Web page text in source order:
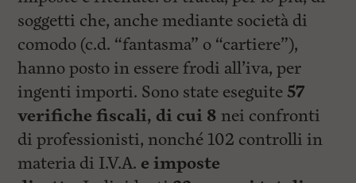
soggetti che, anche mediante società di
comodo (c.d. “fantasma” o “cartiere”),
hanno posto in essere frodi all’iva, per
ingenti importi. Sono state eseguite 57
verifiche fiscali, di cui 8 nei confronti
di professionisti, nonché 102 controlli in
materia di I.V.A. e imposte